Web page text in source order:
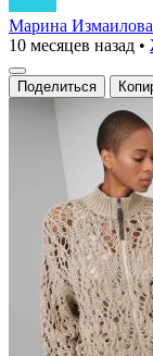
Марина Измаилова
10 месяцев назад •
Поделиться